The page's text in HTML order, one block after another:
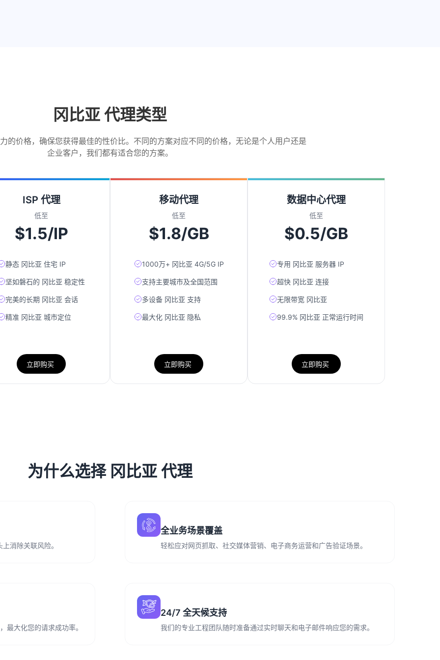
冈比亚 代理类型
的价格，确保您获得最佳的性价比。不同的方案对应不同的价格，无论是个人用户还是
企业客户，我们都有适合您的方案。
ISP 代理
低至
$1.5/IP
静态 冈比亚 住宅 IP
坚如磐石的 冈比亚 稳定性
完美的长期 冈比亚 会话
精准 冈比亚 城市定位
立即购买
移动代理
低至
$1.8/GB
1000万+ 冈比亚 4G/5G IP
支持主要城市及全国范围
多设备 冈比亚 支持
最大化 冈比亚 隐私
立即购买
数据中心代理
低至
$0.5/GB
专用 冈比亚 服务器 IP
超快 冈比亚 连接
无限带宽 冈比亚
99.9% 冈比亚 正常运行时间
立即购买
为什么选择 冈比亚 代理
消除关联风险。
全业务场景覆盖
轻松应对网页抓取、社交媒体营销、电子商务运营和广告验证场景。
最大化您的请求成功率。
24/7 全天候支持
我们的专业工程团队随时准备通过实时聊天和电子邮件响应您的需求。